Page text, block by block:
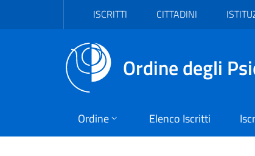
Vai al contenuto principale
ISCRITTI CITTADINI
Ordine degli
Ordine Elenco Iscritti